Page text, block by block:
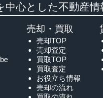
中心とした不動産
売却・買取
売却TOP
売却査定
買取TOP
買取査定
お役立ち情報
売却の流れ